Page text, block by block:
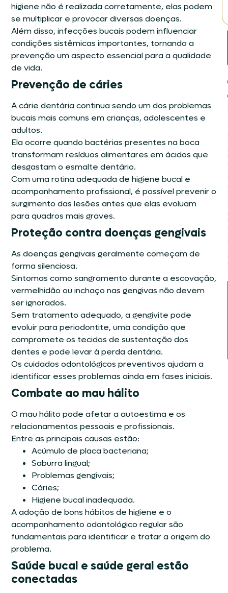
higiene não é realizada corretamente, elas podem
se multiplicar e provocar diversas doenças.
Além disso, infecções bucais podem influenciar
condições sistêmicas importantes, tornando a
prevenção um aspecto essencial para a qualidade
de vida.
Prevenção de cáries
A cárie dentária continua sendo um dos problemas
bucais mais comuns em crianças, adolescentes e
adultos.
Ela ocorre quando bactérias presentes na boca
transformam resíduos alimentares em ácidos que
desgastam o esmalte dentário.
Com uma rotina adequada de higiene bucal e
acompanhamento profissional, é possível prevenir o
surgimento das lesões antes que elas evoluam
para quadros mais graves.
Proteção contra doenças gengivais
As doenças gengivais geralmente começam de
forma silenciosa.
Sintomas como sangramento durante a escovação,
vermelhidão ou inchaço nas gengivas não devem
ser ignorados.
Sem tratamento adequado, a gengivite pode
evoluir para periodontite, uma condição que
compromete os tecidos de sustentação dos
dentes e pode levar à perda dentária.
Os cuidados odontológicos preventivos ajudam a
identificar esses problemas ainda em fases iniciais.
Combate ao mau hálito
O mau hálito pode afetar a autoestima e os
relacionamentos pessoais e profissionais.
Entre as principais causas estão:
Acúmulo de placa bacteriana;
Saburra lingual;
Problemas gengivais;
Cáries;
Higiene bucal inadequada.
A adoção de bons hábitos de higiene e o
acompanhamento odontológico regular são
fundamentais para identificar e tratar a origem do
problema.
Saúde bucal e saúde geral estão
conectadas